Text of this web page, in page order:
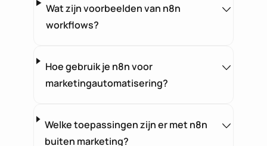
Wat zijn voorbeelden van n8n
workflows?
Hoe gebruik je n8n voor
marketingautomatisering?
Welke toepassingen zijn er met n8n
buiten marketing?